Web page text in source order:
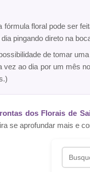
fórmula floral pode ser
pingando direto na
de tomar
vez ao dia por um mês
dos Florais de
se aprofundar mais e